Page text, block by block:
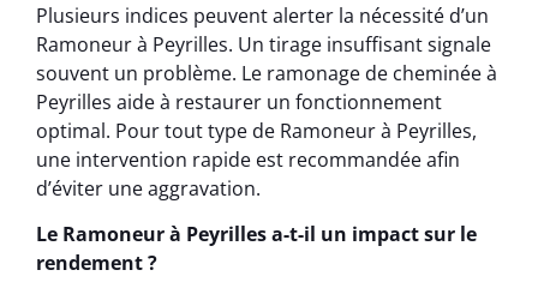
Plusieurs indices peuvent alerter la nécessité d’un
Ramoneur à Peyrilles. Un tirage insuffisant signale
souvent un problème. Le ramonage de cheminée à
Peyrilles aide à restaurer un fonctionnement
optimal. Pour tout type de Ramoneur à Peyrilles,
une intervention rapide est recommandée afin
d’éviter une aggravation.
Le Ramoneur à Peyrilles a-t-il un impact sur le
rendement ?